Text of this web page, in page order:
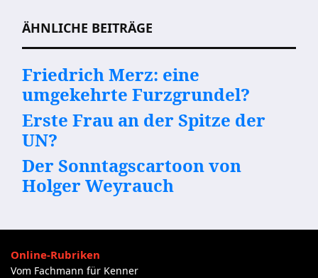
ÄHNLICHE BEITRÄGE
Friedrich Merz: eine
umgekehrte Furzgrundel?
Erste Frau an der Spitze der
UN?
Der Sonntagscartoon von
Holger Weyrauch
Online-Rubriken
Vom Fachmann für Kenner